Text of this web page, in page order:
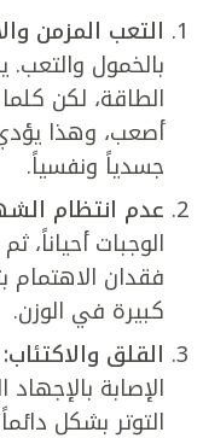
التعب المزمن
بالخمول
الطاقة، لكن
أصعب، وهذا
جسدياً ونفسياً.
عدم انتظام
الوجبات
فقدان الاهتمام
كبيرة في الوزن.
القلق والاكتئاب:
الإصابة
التوتر بشكل